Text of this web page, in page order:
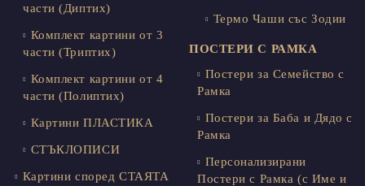
части (Диптих)
Комплект картини от 3
части (Триптих)
Комплект картини от 4
части (Полиптих)
Картини ПЛАСТИКА
СТЪКЛОПИСИ
Картини според СТАЯТА
Термо Чаши със Зодии
ПОСТЕРИ С РАМКА
Постери за Семейство с
Рамка
Постери за Баба и Дядо с
Рамка
Персонализирани
Постери с Рамка (с Име и